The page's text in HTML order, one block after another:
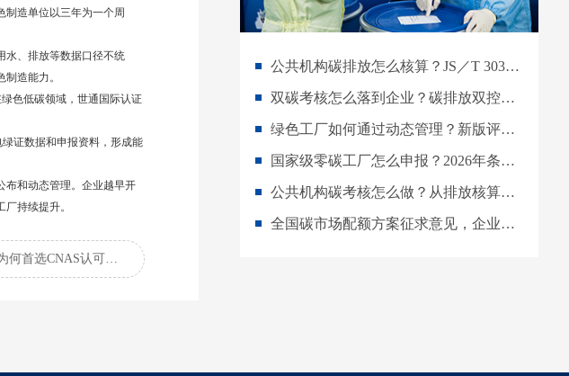
制造单位以三年为一个周
水、排放等数据口径不统
造能力。
色低碳领域，世通国际认证
证数据和申报资料，形成能
布和动态管理。企业越早开
持续提升。
下一篇 : 做绿色低碳服务代理，为何首选CNAS认可的世通国际认证？
公共机构碳排放怎么核算？JS／T 303-2026实施操作指南
双碳考核怎么落到企业？碳排放双控下的目标分解与数据管理指南
绿色工厂如何通过动态管理？新版评价通则下的持续改进指南
国家级零碳工厂怎么申报？2026年条件、材料与建设流程详解
公共机构碳考核怎么做？从排放核算到年度评价的实施指南
全国碳市场配额方案征求意见，企业如何提前做好碳资产管理？